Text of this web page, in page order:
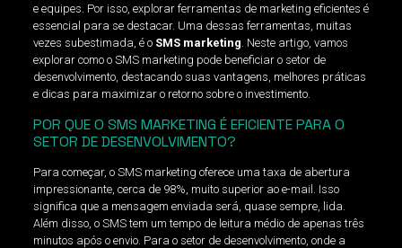
e equipes. Por isso, explorar ferramentas de marketing eficientes é
essencial para se destacar. Uma dessas ferramentas, muitas
vezes subestimada, é o SMS marketing . Neste artigo, vamos
explorar como o SMS marketing pode beneficiar o setor de
desenvolvimento, destacando suas vantagens, melhores práticas
e dicas para maximizar o retorno sobre o investimento.
POR QUE O SMS MARKETING É EFICIENTE PARA O
SETOR DE DESENVOLVIMENTO?
Para começar, o SMS marketing oferece uma taxa de abertura
impressionante, cerca de 98%, muito superior ao e-mail. Isso
significa que a mensagem enviada será, quase sempre, lida.
Além disso, o SMS tem um tempo de leitura médio de apenas três
minutos após o envio. Para o setor de desenvolvimento, onde a